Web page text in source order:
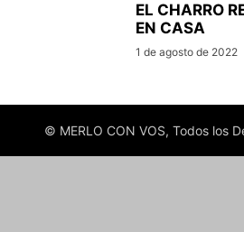
EL CHARRO
EN CASA
1 de agosto de 2022
© MERLO CON VOS, Todos los